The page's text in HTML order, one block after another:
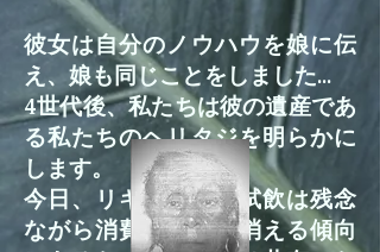
彼女は自分のノウハウを娘に伝
え、娘も同じことをしました...
4世代後、私たちは彼の遺産であ
る私たちのヘリタジを明らかに
します。
今日、リキュールの試飲は残念
ながら消費習慣から消える傾向